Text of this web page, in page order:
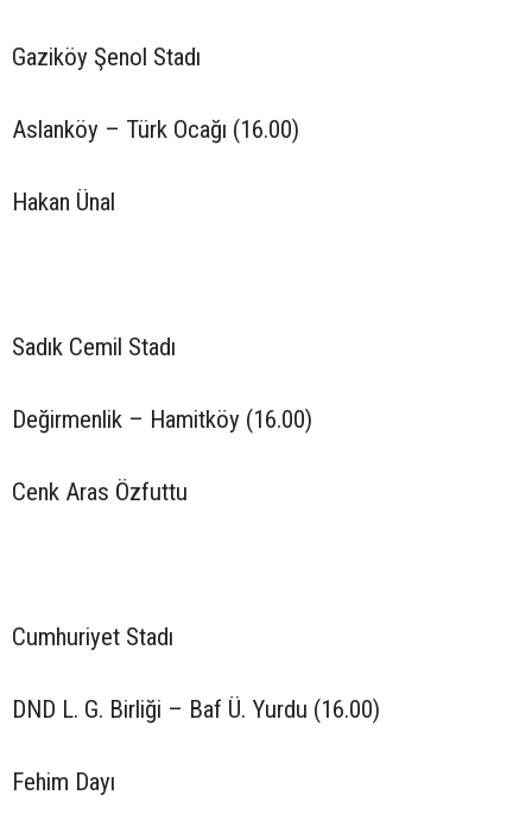
Gaziköy Şenol Stadı
Aslanköy – Türk Ocağı (16.00)
Hakan Ünal
Sadık Cemil Stadı
Değirmenlik – Hamitköy (16.00)
Cenk Aras Özfuttu
Cumhuriyet Stadı
DND L. G. Birliği – Baf Ü. Yurdu (16.00)
Fehim Dayı